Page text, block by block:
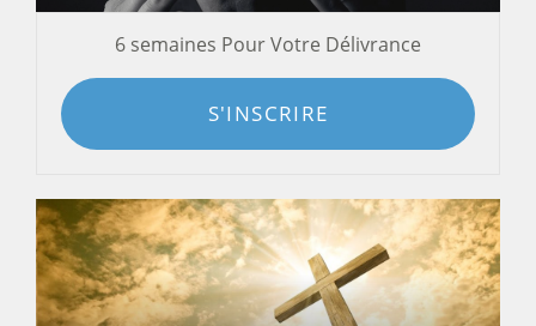
6 semaines Pour Votre Délivrance
S'INSCRIRE